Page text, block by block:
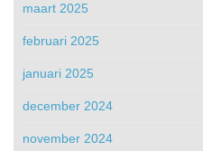
maart 2025
februari 2025
januari 2025
december 2024
november 2024